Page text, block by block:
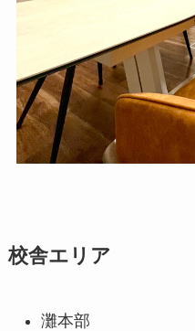
校舎エリア
灘本部